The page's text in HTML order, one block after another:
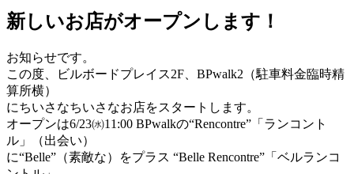
新しいお店がオープンします！
お知らせです。
この度、ビルボードプレイス2F、BPwalk2（駐車料金臨時精
算所横）
にちいさなちいさなお店をスタートします。
オープンは6/23㈬11:00 BPwalkの“Rencontre”「ランコント
ル」（出会い）
に“Belle”（素敵な）をプラス “Belle Rencontre”「ベルランコ